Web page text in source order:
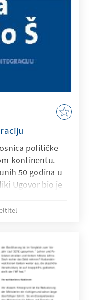
političke
kontinentu.
50 godina u
Ugovor bio je
danas je
bi hitnoda se
strateškog